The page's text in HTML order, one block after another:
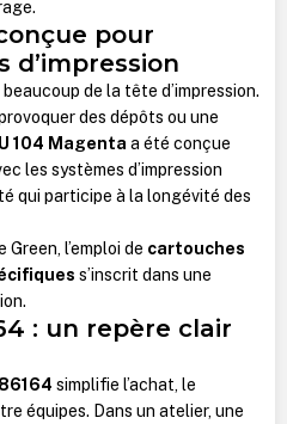
pour
d’impression
de la tête d’impression.
des dépôts ou une
104 Magenta a été conçue
les systèmes d’impression
qui participe à la longévité des
l’emploi de cartouches
s’inscrit dans une
: un repère clair
simplifie l’achat, le
équipes. Dans un atelier, une